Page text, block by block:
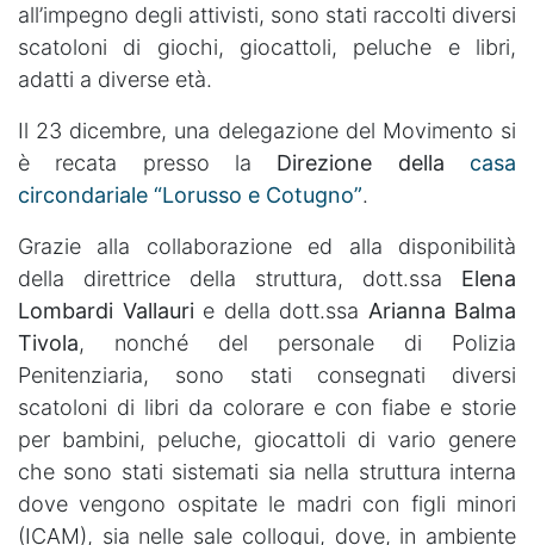
all’impegno degli attivisti, sono stati raccolti diversi
scatoloni di giochi, giocattoli, peluche e libri,
adatti a diverse età.
Il 23 dicembre, una delegazione del Movimento si
è recata presso la Direzione della casa
circondariale “Lorusso e Cotugno”.
Grazie alla collaborazione ed alla disponibilità
della direttrice della struttura, dott.ssa Elena
Lombardi Vallaurie della dott.ssa Arianna Balma
Tivola, nonché del personale di Polizia
Penitenziaria, sono stati consegnati diversi
scatoloni di libri da colorare e con fiabe e storie
per bambini, peluche, giocattoli di vario genere
che sono stati sistemati sia nella struttura interna
dove vengono ospitate le madri con figli minori
(ICAM), sia nelle sale colloqui, dove, in ambiente